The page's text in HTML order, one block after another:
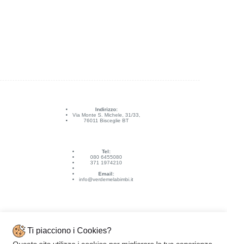
Indirizzo:
Via Monte S. Michele, 31/33,
76011 Bisceglie BT
Tel:
080 6455080
371 1974210
Email:
info@verdemelabimbi.it
Ti piacciono i Cookies?